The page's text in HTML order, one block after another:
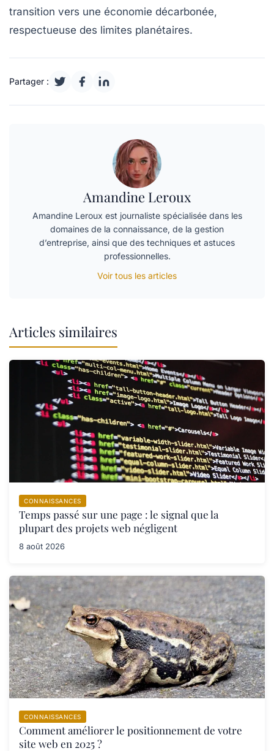
transition vers une économie décarbonée,
respectueuse des limites planétaires.
Partager :
Amandine Leroux
Amandine Leroux est journaliste spécialisée dans les
domaines de la connaissance, de la gestion
d’entreprise, ainsi que des techniques et astuces
professionnelles.
Voir tous les articles
Articles similaires
CONNAISSANCES
Temps passé sur une page : le signal que la
plupart des projets web négligent
8 août 2026
CONNAISSANCES
Comment améliorer le positionnement de votre
site web en 2025 ?